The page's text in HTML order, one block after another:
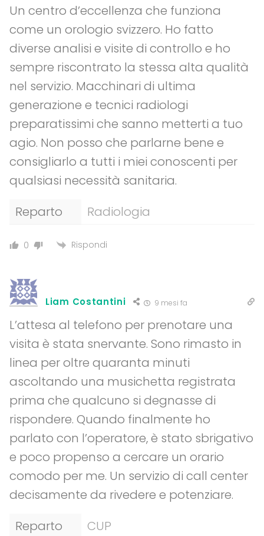
Un centro d’eccellenza che funziona
come un orologio svizzero. Ho fatto
diverse analisi e visite di controllo e ho
sempre riscontrato la stessa alta qualità
nel servizio. Macchinari di ultima
generazione e tecnici radiologi
preparatissimi che sanno metterti a tuo
agio. Non posso che parlarne bene e
consigliarlo a tutti i miei conoscenti per
qualsiasi necessità sanitaria.
Reparto
Radiologia
0 Rispondi
Liam Costantini 9 mesi fa
L’attesa al telefono per prenotare una
visita è stata snervante. Sono rimasto in
linea per oltre quaranta minuti
ascoltando una musichetta registrata
prima che qualcuno si degnasse di
rispondere. Quando finalmente ho
parlato con l’operatore, è stato sbrigativo
e poco propenso a cercare un orario
comodo per me. Un servizio di call center
decisamente da rivedere e potenziare.
Reparto
CUP